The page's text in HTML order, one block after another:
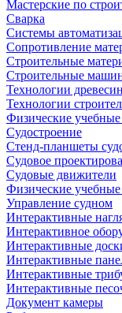
Мастерские по
Сварка
Системы
Сопротивление
Строительные
Строительные
Технологии
Технологии
Физические учебные
Судостроение
Стенд-планшеты
Судовое
Судовые движители
Физические
Управление судном
Интерактивные
Интерактивное
Интерактивные
Интерактивные
Интерактивные
Интерактивные
Документ камеры